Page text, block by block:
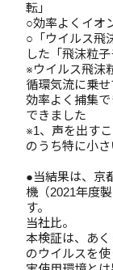
転」
○効率よくイオ
○「ウイルス飛
した「飛沫粒
※ウイルス飛沫
循環気流に乗せ
効率よく捕集
できました
※1、声を出す
のうち特に小さ
●当結果は、京
機（2021年度
す。
当社比。
本検証は、あ
のウイルスを使